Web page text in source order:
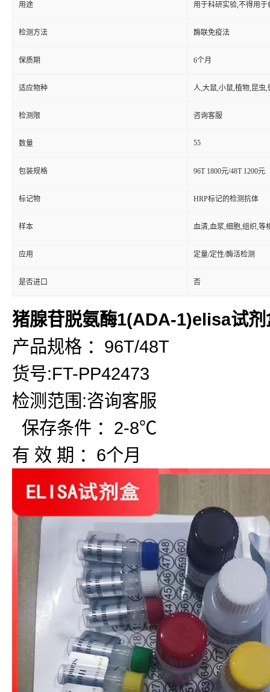
用途 用于科研实验,不得用于
检测方法 酶联免疫法
保质期 6个月
适应物种 人,大鼠,小鼠,植物,昆虫,
检测限 咨询客服
数量 55
包装规格 96T 1800元/48T 1200元
标记物 HRP标记的检测抗体
样本 血清,血浆,细胞,组织,等
应用 定量/定性/酶活检测
是否进口 否
猪腺苷脱氨酶1(ADA-1)elisa试剂
产品规格 ：96T/48T
货号:FT-PP42473
检测范围:咨询客服
保存条件 ：2-8℃
有 效 期 ：6个月